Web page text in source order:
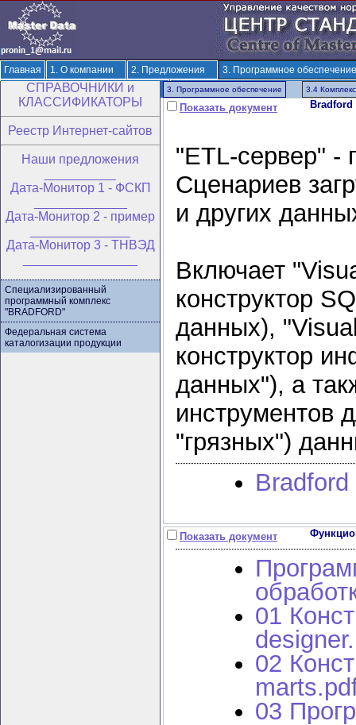
Главная 1. О компании 2. Предложения
3. Программное обеспечение
6. Разработка ОКВЭД-3 и ОКПД-3
7. Решения по терминологии и
CПРАВОЧНИКИ и
КЛАССИФИКАТОРЫ
Реестр Интернет-сайтов
Hаши предложения
Дата-Монитор 1 - ФСКП
Дата-Монитор 2 - пример
Дата-Монитор 3 - ТНВЭД
Специализированный
программный комплекс
"BRADFORD"
Федеральная система
каталогизации продукции
3. Программное обеспечение 3.4
Показать документ Bradford
"ETL-сервер" -
Сценариев
и других
Включает
конструктор
данных),
конструктор
данных"), а
инструментов
"грязных")
Показать документ
01
02
03